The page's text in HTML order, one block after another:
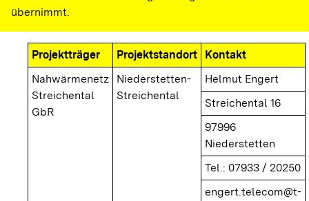
übernimmt.
Projektträger Projektstandort
Kontakt
Nahwärmenetz
Streichental
GbR
Niederstetten-
Streichental
Helmut Engert
Streichental 16
97996
Niederstetten
Tel.: 07933 / 20250
engert.telecom@t-